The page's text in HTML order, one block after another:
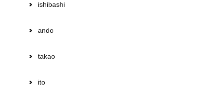
ishibashi
ando
takao
ito